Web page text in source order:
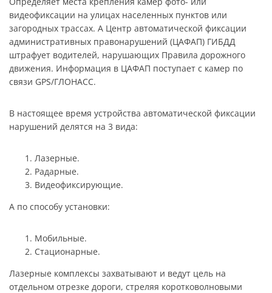
видеофиксации на улицах населенных пунктов или
загородных трассах. А Центр автоматической фиксации
административных правонарушений (ЦАФАП) ГИБДД
штрафует водителей, нарушающих Правила дорожного
движения. Информация в ЦАФАП поступает с камер по
связи GPS/ГЛОНАСС.
В настоящее время устройства автоматической фиксации
нарушений делятся на 3 вида:
Лазерные.
Радарные.
Видеофиксирующие.
А по способу установки:
Мобильные.
Стационарные.
Лазерные комплексы захватывают и ведут цель на
отдельном отрезке дороги, стреляя коротковолновыми